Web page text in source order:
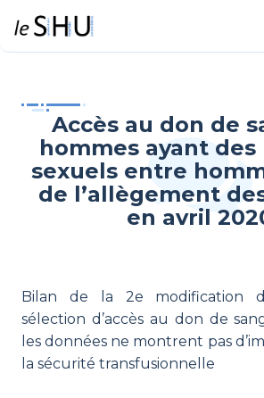
Accès au don de
hommes ayant
sexuels entre
de l’allègement
en avril
Bilan de la 2e modification
sélection d’accès au don de
les données ne montrent pas
la sécurité transfusionnelle